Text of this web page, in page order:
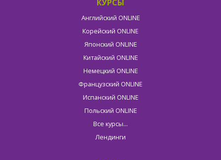
зубрежки, но строгая дисциплина, четкая и структурированная
преподавателями-полиглотами поможет Вам в этом начинании.
Школа NEW BRAIN ждёт именно Вас! Здесь Вы почерпнете
невероятное количество знаний, которые станут для Вас
КУРСЫ
Английский ONLINE
Корейский ONLINE
Японский ONLINE
Китайский ONLINE
Немецкий ONLINE
Французский ONLINE
Испанский ONLINE
Польский ONLINE
Все курсы...
Лендинги